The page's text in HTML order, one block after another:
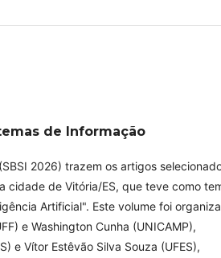
de Informação
2026) trazem os artigos
cidade de Vitória/ES, que teve como
Artificial". Este volume foi
e Washington Cunha (UNICAMP),
e Vítor Estêvão Silva Souza (UFES),